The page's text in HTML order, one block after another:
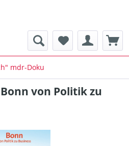
mdr-Doku
von Politik zu